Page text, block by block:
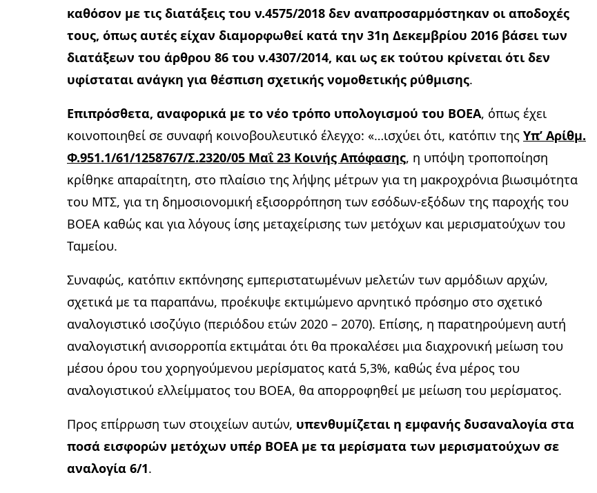
καθόσον με τις διατάξεις του ν.4575/2018 δεν αναπροσαρμόστηκαν οι αποδοχές
τους, όπως αυτές είχαν διαμορφωθεί κατά την 31η Δεκεμβρίου 2016 βάσει των
διατάξεων του άρθρου 86 του ν.4307/2014, και ως εκ τούτου κρίνεται ότι δεν
υφίσταται ανάγκη για θέσπιση σχετικής νομοθετικής ρύθμισης.
Επιπρόσθετα, αναφορικά με το νέο τρόπο υπολογισμού του ΒΟΕΑ, όπως έχει
κοινοποιηθεί σε συναφή κοινοβουλευτικό έλεγχο: «…ισχύει ότι, κατόπιν της Υπ’ Αρίθμ.
Φ.951.1/61/1258767/Σ.2320/05 Μαΐ 23 Κοινής Απόφασης, η υπόψη τροποποίηση
κρίθηκε απαραίτητη, στο πλαίσιο της λήψης μέτρων για τη μακροχρόνια βιωσιμότητα
του ΜΤΣ, για τη δημοσιονομική εξισορρόπηση των εσόδων-εξόδων της παροχής του
ΒΟΕΑ καθώς και για λόγους ίσης μεταχείρισης των μετόχων και μερισματούχων του
Ταμείου.
Συναφώς, κατόπιν εκπόνησης εμπεριστατωμένων μελετών των αρμόδιων αρχών,
σχετικά με τα παραπάνω, προέκυψε εκτιμώμενο αρνητικό πρόσημο στο σχετικό
αναλογιστικό ισοζύγιο (περιόδου ετών 2020 – 2070). Επίσης, η παρατηρούμενη αυτή
αναλογιστική ανισορροπία εκτιμάται ότι θα προκαλέσει μια διαχρονική μείωση του
μέσου όρου του χορηγούμενου μερίσματος κατά 5,3%, καθώς ένα μέρος του
αναλογιστικού ελλείμματος του ΒΟΕΑ, θα απορροφηθεί με μείωση του μερίσματος.
Προς επίρρωση των στοιχείων αυτών, υπενθυμίζεται η εμφανής δυσαναλογία στα
ποσά εισφορών μετόχων υπέρ ΒΟΕΑ με τα μερίσματα των μερισματούχων σε
αναλογία 6/1.